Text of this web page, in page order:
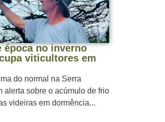
época no inverno
viticultores em
do normal na Serra
alerta sobre o acúmulo de frio
videiras em dormência...